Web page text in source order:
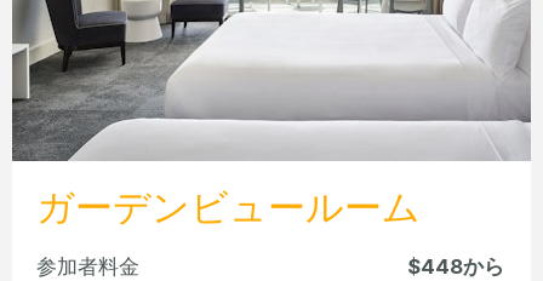
コーラルシービュールーム
参加者料金
$472から